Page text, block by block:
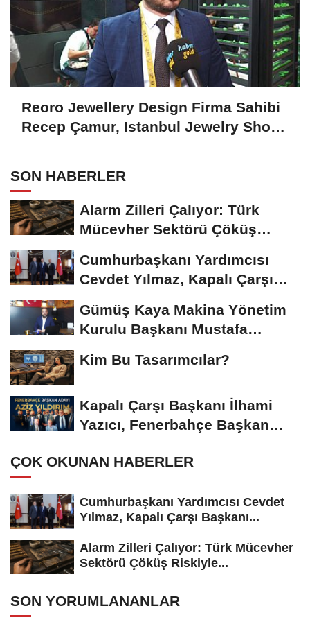
Reoro Jewellery Design Firma Sahibi
Recep Çamur, Istanbul Jewelry Show
SON HABERLER
Alarm Zilleri Çalıyor: Türk
Mücevher Sektörü Çöküş
Cumhurbaşkanı Yardımcısı
Cevdet Yılmaz, Kapalı Çarşı
Gümüş Kaya Makina Yönetim
Kurulu Başkanı Mustafa
Kim Bu Tasarımcılar?
Kapalı Çarşı Başkanı İlhami
Yazıcı, Fenerbahçe Başkan
ÇOK OKUNAN HABERLER
Cumhurbaşkanı Yardımcısı Cevdet
Yılmaz, Kapalı Çarşı Başkanı...
Alarm Zilleri Çalıyor: Türk Mücevher
Sektörü Çöküş Riskiyle...
SON YORUMLANANLAR